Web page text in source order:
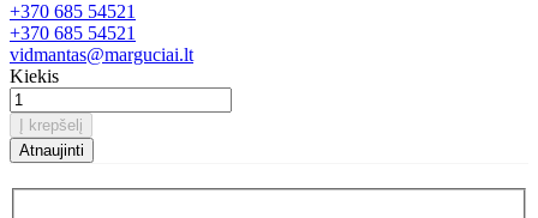
+370 685 54521
+370 685 54521
vidmantas@marguciai.lt
Kiekis
Į krepšelį